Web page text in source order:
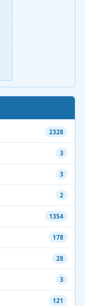
2328
3
3
2
1354
178
28
3
121